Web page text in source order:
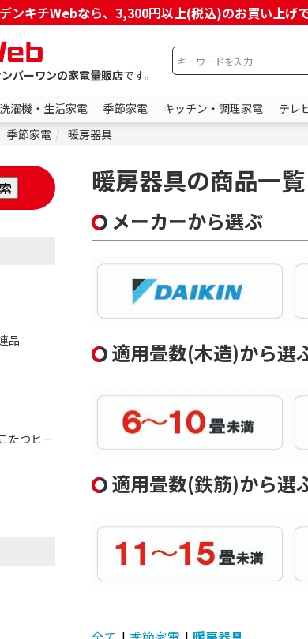
デンキチWebなら、3,300円以上(税込)のお買い上げ
バーワンの家電量販店です。
濯機・生活家電 季節家電 キッチン・調理家電 テレ
季節家電 暖房器具
暖房器具の商品一覧
メーカーから選ぶ
適用畳数(木造)から選
適用畳数(鉄筋)から選
品
たつヒー